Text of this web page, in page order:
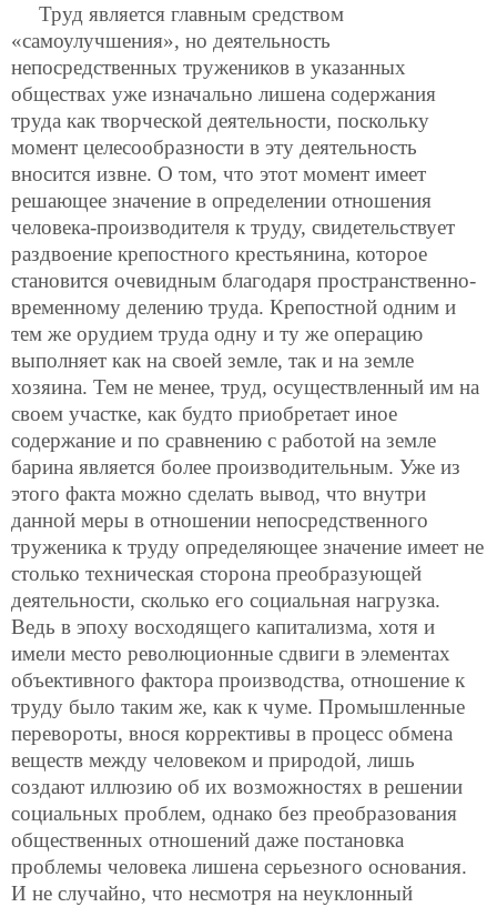
Труд является главным средством
«самоулучшения», но деятельность
непосредственных тружеников в указанных
обществах уже изначально лишена содержания
труда как творческой деятельности, поскольку
момент целесообразности в эту деятельность
вносится извне. О том, что этот момент имеет
решающее значение в определении отношения
человека-производителя к труду, свидетельствует
раздвоение крепостного крестьянина, которое
становится очевидным благодаря пространственно-
временному делению труда. Крепостной одним и
тем же орудием труда одну и ту же операцию
выполняет как на своей земле, так и на земле
хозяина. Тем не менее, труд, осуществленный им на
своем участке, как будто приобретает иное
содержание и по сравнению с работой на земле
барина является более производительным. Уже из
этого факта можно сделать вывод, что внутри
данной меры в отношении непосредственного
труженика к труду определяющее значение имеет не
столько техническая сторона преобразующей
деятельности, сколько его социальная нагрузка.
Ведь в эпоху восходящего капитализма, хотя и
имели место революционные сдвиги в элементах
объективного фактора производства, отношение к
труду было таким же, как к чуме. Промышленные
перевороты, внося коррективы в процесс обмена
веществ между человеком и природой, лишь
создают иллюзию об их возможностях в решении
социальных проблем, однако без преобразования
общественных отношений даже постановка
проблемы человека лишена серьезного основания.
И не случайно, что несмотря на неуклонный